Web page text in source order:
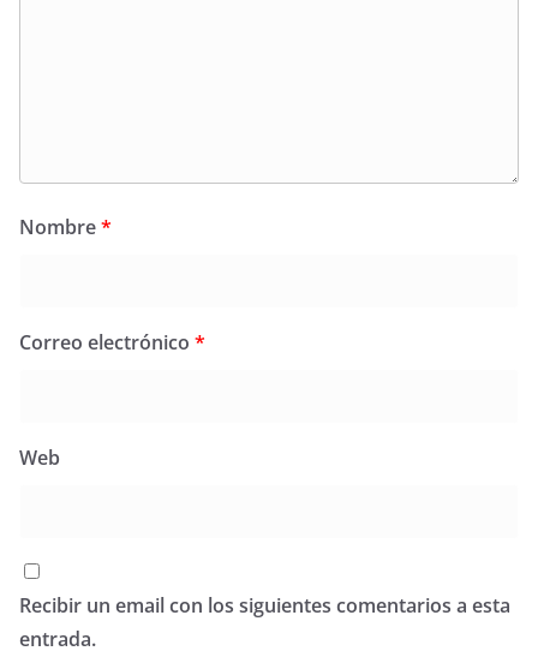
Nombre*
Correo electrónico *
Web
Recibir un email con los siguientes comentarios a esta
entrada.